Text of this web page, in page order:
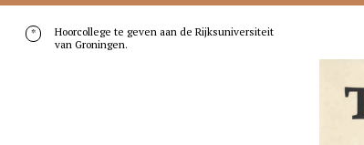
*
Hoorcollege te geven aan de Rijksuniversiteit
van Groningen.